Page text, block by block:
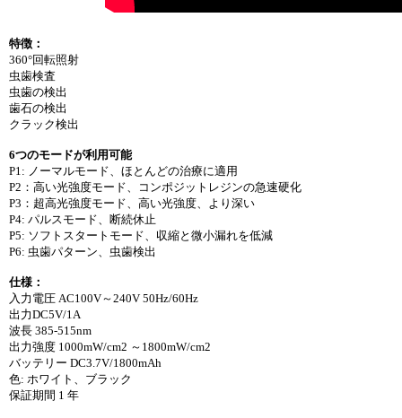
特徴：
360°回転照射
虫歯検査
虫歯の検出
歯石の検出
クラック検出
6つのモードが利用可能
P1: ノーマルモード、ほとんどの治療に適用
P2：高い光強度モード、コンポジットレジンの急速硬化
P3：超高光強度モード、高い光強度、より深い
P4: パルスモード、断続休止
P5: ソフトスタートモード、収縮と微小漏れを低減
P6: 虫歯パターン、虫歯検出
仕様：
入力電圧 AC100V～240V 50Hz/60Hz
出力DC5V/1A
波長 385-515nm
出力強度 1000mW/cm2 ～1800mW/cm2
バッテリー DC3.7V/1800mAh
色: ホワイト、ブラック
保証期間 1 年